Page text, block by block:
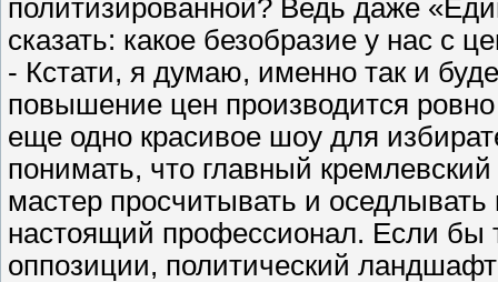
политизированной? Ведь даже
сказать: какое безобразие у нас с
- Кстати, я думаю, именно так и
повышение цен производится
еще одно красивое шоу для
понимать, что главный
мастер просчитывать и
настоящий профессионал. Если бы
оппозиции, политический